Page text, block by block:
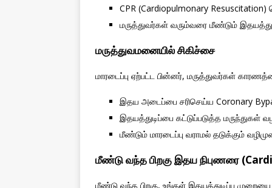
CPR (Cardiopulmonary
மருத்துவர்கள் வரும்வரை மீண்டும்
மருத்துவமனையில் சிகிச்சை
மாரடைப்பு ஏற்பட்ட பின்னர், மருத்துவர்கள்
இதய அடைப்பை சரிசெய்ய Coronary
இதயத்துடிப்பை கட்டுப்படுத்த மருந்துகள்
மீண்டும் மாரடைப்பு வராமல் தடுக்கும்
மீண்டு வந்த பிறகு இதய நிபுணரை
மீண்டு வந்த பிறகு, உங்கள் இதயத்துடிப்பு